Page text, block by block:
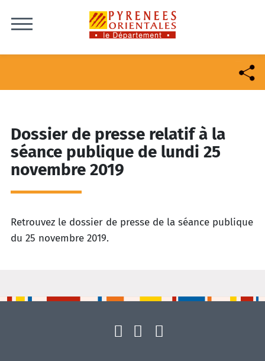
Dossier de presse relatif à la
séance publique de lundi 25
novembre 2019
Retrouvez le dossier de presse de la séance publique
du 25 novembre 2019.